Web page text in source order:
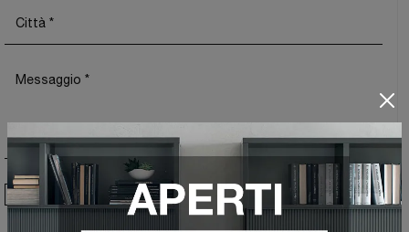
Ho preso visione dellaPrivacy Policy